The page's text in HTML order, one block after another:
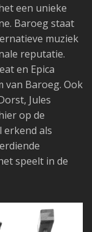
een unieke
Baroeg staat
muziek
reputatie.
en Epica
van Baroeg. Ook
Jules
op de
erkend als
speelt in de